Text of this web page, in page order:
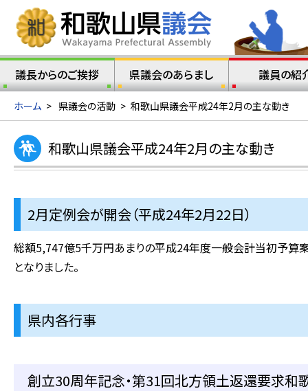
議長からのご挨拶 県議会のあらまし 議員の紹
ホーム > 県議会の活動 > 和歌山県議会平成24年2月の主な動き
和歌山県議会平成24年2月の主な動き
2月定例会が開会（平成24年2月22日）
総額5,747億5千万円あまりの平成24年度一般会計当初予算
となりました。
県内各行事
創立30周年記念・第31回北方領土返還要求和